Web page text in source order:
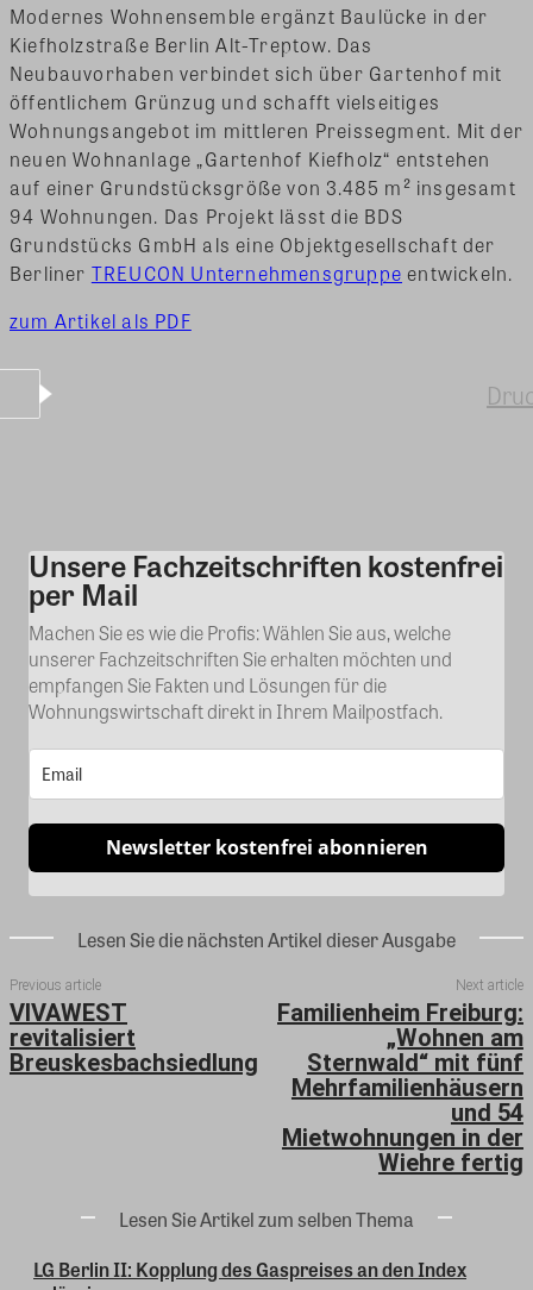
Modernes Wohnensemble ergänzt Baulücke in der
Kiefholzstraße Berlin Alt-Treptow. Das
Neubauvorhaben verbindet sich über Gartenhof mit
öffentlichem Grünzug und schafft vielseitiges
Wohnungsangebot im mittleren Preissegment. Mit der
neuen Wohnanlage „Gartenhof Kiefholz“ entstehen
auf einer Grundstücksgröße von 3.485 m² insgesamt
94 Wohnungen. Das Projekt lässt die BDS
Grundstücks GmbH als eine Objektgesellschaft der
Berliner TREUCON Unternehmensgruppe entwickeln.
zum Artikel als PDF
Kommentar
Unsere Fachzeitschriften kostenfrei
per Mail
Machen Sie es wie die Profis: Wählen Sie aus, welche
unserer Fachzeitschriften Sie erhalten möchten und
empfangen Sie Fakten und Lösungen für die
Wohnungswirtschaft direkt in Ihrem Mailpostfach.
Newsletter kostenfrei abonnieren
Lesen Sie die nächsten Artikel dieser Ausgabe
Previous article
VIVAWEST
revitalisiert
Breuskesbachsiedlung
Next article
Familienheim Freiburg:
„Wohnen am
Sternwald“ mit fünf
Mehrfamilienhäusern
und 54
Mietwohnungen in der
Wiehre fertig
Lesen Sie Artikel zum selben Thema
LG Berlin II: Kopplung des Gaspreises an den Index